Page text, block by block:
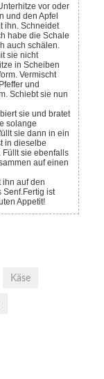
und den Apfel
ihn. Schneidet
habe die Schale
auch schälen.
sie nicht
in Scheiben
Vermischt
und
Schiebt sie nun
solange
sie dann in ein
in dieselbe
Füllt sie ebenfalls
auf einen
Senf. Fertig ist
Appetit!
Käse